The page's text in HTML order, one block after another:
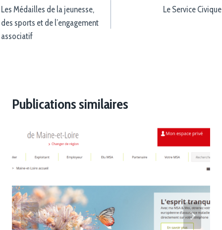
Les Médailles de la jeunesse,
des sports et de l’engagement
associatif
Le Service Civique
Publications similaires